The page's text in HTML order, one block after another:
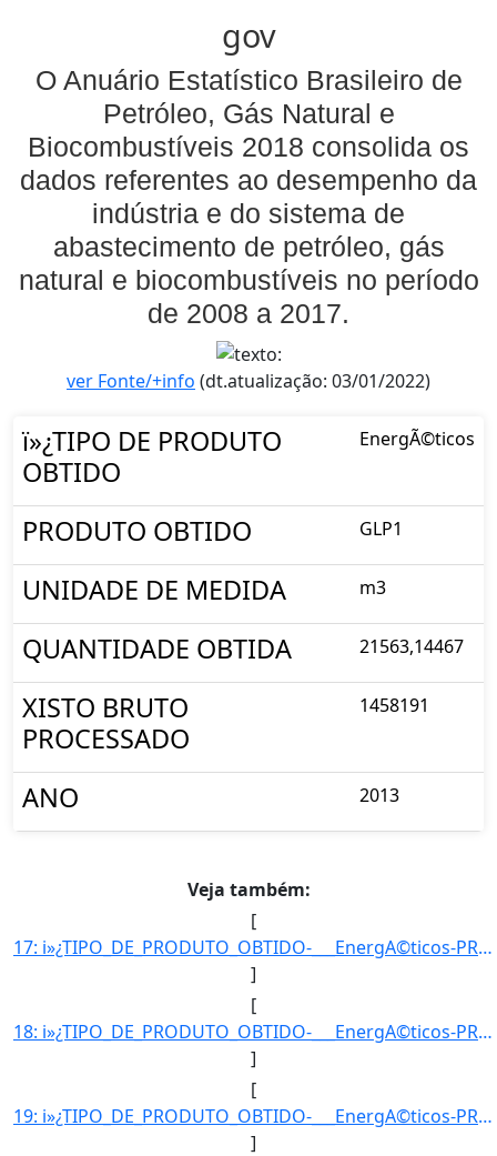
gov
O Anuário Estatístico Brasileiro de
Petróleo, Gás Natural e
Biocombustíveis 2018 consolida os
dados referentes ao desempenho da
indústria e do sistema de
abastecimento de petróleo, gás
natural e biocombustíveis no período
de 2008 a 2017.
ver Fonte/+info (dt.atualização: 03/01/2022)
ï»¿TIPO DE PRODUTO
OBTIDO
EnergÃ©ticos
PRODUTO OBTIDO GLP1
UNIDADE DE MEDIDA m3
QUANTIDADE OBTIDA 21563,14467
XISTO BRUTO
PROCESSADO
1458191
ANO 2013
Veja também:
[
17: i»¿TIPO_DE_PRODUTO_OBTIDO-___EnergA©ticos-PRODUTO_OBTIDO-GLP1-UNIDADE_DE_MEDIDA-m3-QUANTIDADE_OBTIDA]
]
[
18: i»¿TIPO_DE_PRODUTO_OBTIDO-___EnergA©ticos-PRODUTO_OBTIDO-GLP1-UNIDADE_DE_MEDIDA-m3-QUANTIDADE_OBTIDA]
]
[
19: i»¿TIPO_DE_PRODUTO_OBTIDO-___EnergA©ticos-PRODUTO_OBTIDO-GLP1-UNIDADE_DE_MEDIDA-m3-QUANTIDADE_OBTIDA]
]